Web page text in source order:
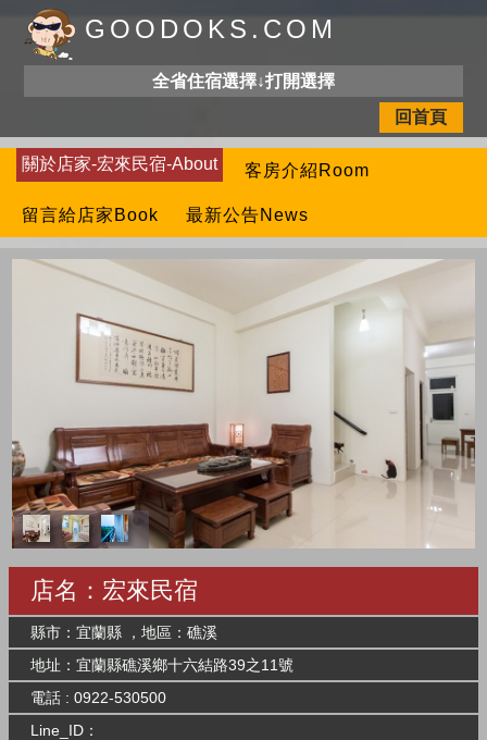
GOODOKS.COM
全省住宿選擇↓打開選擇
回首頁
關於店家-宏來民宿-About 客房介紹Room
留言給店家Book 最新公告News
店名：宏來民宿
縣市：宜蘭縣 ，地區：礁溪
地址：宜蘭縣礁溪鄉十六結路39之11號
電話 : 0922-530500
Line_ID：